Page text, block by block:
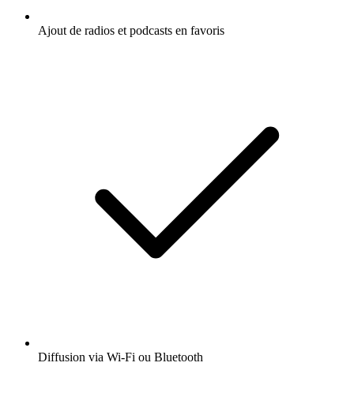
Ajout de radios et podcasts en favoris
Diffusion via Wi-Fi ou Bluetooth